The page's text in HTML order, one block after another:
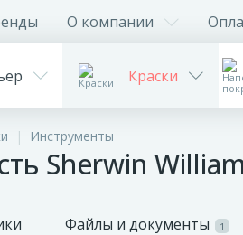
О компании
Краски
Инструменты
Sherwin
Файлы и документы 1